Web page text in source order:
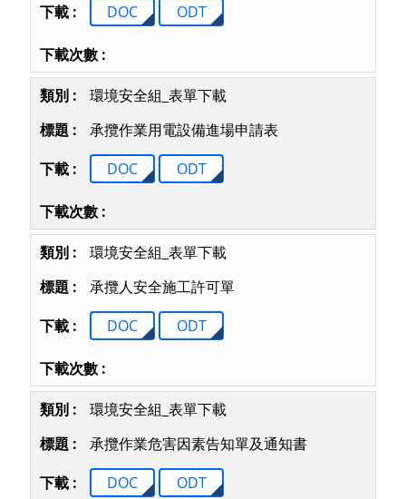
DOC
ODT
環境安全組_表單下載
承攬作業用電設備進場申請表
DOC
ODT
環境安全組_表單下載
承攬人安全施工許可單
DOC
ODT
環境安全組_表單下載
承攬作業危害因素告知單及通知書
DOC
ODT